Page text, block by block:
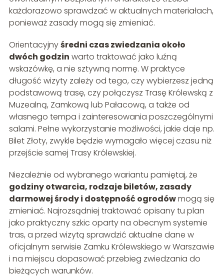
każdorazowo sprawdzać w aktualnych materiałach,
ponieważ zasady mogą się zmieniać.
Orientacyjnyśredni czas zwiedzania około
dwóch godzin warto traktować jako luźną
wskazówkę, a nie sztywną normę. W praktyce
długość wizyty zależy od tego, czy wybierzesz jedną
podstawową trasę, czy połączysz Trasę Królewską z
Muzealną, Zamkową lub Pałacową, a także od
własnego tempa i zainteresowania poszczególnymi
salami. Pełne wykorzystanie możliwości, jakie daje np.
Bilet Złoty, zwykle będzie wymagało więcej czasu niż
przejście samej Trasy Królewskiej.
Niezależnie od wybranego wariantu pamiętaj, że
godziny otwarcia, rodzaje biletów, zasady
darmowej środy i dostępność ogrodówmogą się
zmieniać. Najrozsądniej traktować opisany tu plan
jako praktyczny szkic oparty na obecnym systemie
tras, a przed wizytą sprawdzić aktualne dane w
oficjalnym serwisie Zamku Królewskiego w Warszawie
i na miejscu dopasować przebieg zwiedzania do
bieżących warunków.